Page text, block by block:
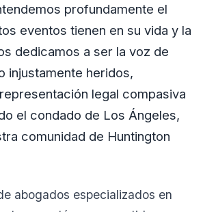
profundamente el
eventos tienen en su vida y la
dedicamos a ser la voz de
injustamente heridos,
legal compasiva
el condado de Los Ángeles,
comunidad de Huntington
abogados especializados en